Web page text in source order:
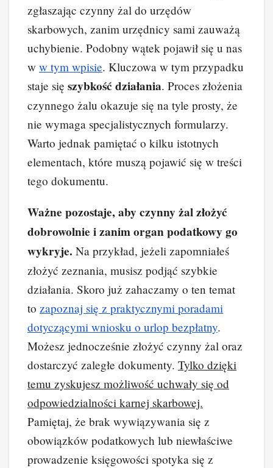
zgłaszając czynny żal do urzędów
skarbowych, zanim urzędnicy sami zauważą
uchybienie. Podobny wątek pojawił się u nas
w w tym wpisie. Kluczowa w tym przypadku
staje się szybkość działania. Proces złożenia
czynnego żalu okazuje się na tyle prosty, że
nie wymaga specjalistycznych formularzy.
Warto jednak pamiętać o kilku istotnych
elementach, które muszą pojawić się w treści
tego dokumentu.
Ważne pozostaje, aby czynny żal złożyć
dobrowolnie i zanim organ podatkowy go
wykryje. Na przykład, jeżeli zapomniałeś
złożyć zeznania, musisz podjąć szybkie
działania. Skoro już zahaczamy o ten temat
to zapoznaj się z praktycznymi poradami
dotyczącymi wniosku o urlop bezpłatny.
Możesz jednocześnie złożyć czynny żal oraz
dostarczyć zaległe dokumenty. Tylko dzięki
temu zyskujesz możliwość uchwały się od
odpowiedzialności karnej skarbowej.
Pamiętaj, że brak wywiązywania się z
obowiązków podatkowych lub niewłaściwe
prowadzenie księgowości spotyka się z